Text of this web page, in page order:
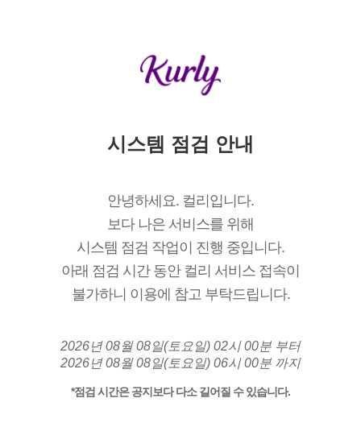
시스템 점검 안내
안녕하세요. 컬리입니다.
보다 나은 서비스를 위해
시스템 점검 작업이 진행 중입니다.
아래 점검 시간 동안 컬리 서비스 접속이
불가하니 이용에 참고 부탁드립니다.
2026년 08월 08일(토요일) 02시 00분 부터
2026년 08월 08일(토요일) 06시 00분 까지
*점검 시간은 공지보다 다소 길어질 수 있습니다.